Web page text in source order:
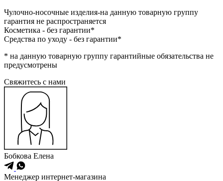
Чулочно-носочные изделия-на данную товарную группу
гарантия не распространяется
Косметика - без гарантии*
Средства по уходу - без гарантии*
* на данную товарную группу гарантийные обязательства не
предусмотрены
Cвяжитесь с нами
Бобкова Елена
Менеджер интернет-магазина